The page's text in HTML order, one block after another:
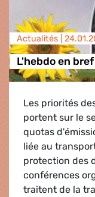
Actualités |
L'hebdo en bref
Les priorités
portent sur le
quotas
liée au
protection des
conférences
traitent de la